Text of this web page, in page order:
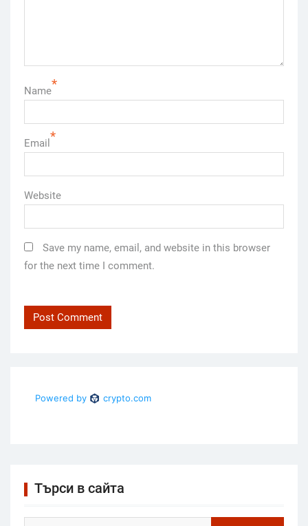
Name*
Email *
Website
Save my name, email, and website in this browser
for the next time I comment.
Търси в сайта